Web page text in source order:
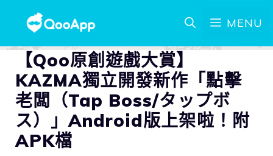
MENU
【Qoo原創遊戲大賞】
KAZMA獨立開發新作「點擊
老闆（Tap Boss/タップボ
ス）」Android版上架啦！附
APK檔